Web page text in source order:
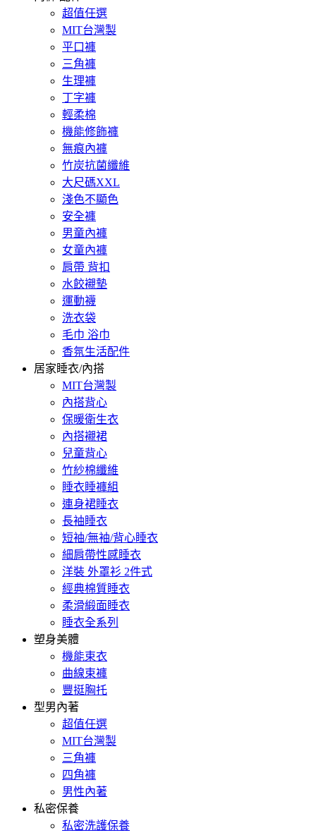
超值任選
MIT台灣製
平口褲
三角褲
生理褲
丁字褲
輕柔棉
機能修飾褲
無痕內褲
竹炭抗菌纖維
大尺碼XXL
淺色不顯色
安全褲
男童內褲
女童內褲
肩帶 背扣
水餃襯墊
運動襪
洗衣袋
毛巾 浴巾
香氛生活配件
居家睡衣/內搭
MIT台灣製
內搭背心
保暖衛生衣
內搭襯裙
兒童背心
竹紗棉纖維
睡衣睡褲組
連身裙睡衣
長袖睡衣
短袖/無袖/背心睡衣
細肩帶性感睡衣
洋裝 外罩衫 2件式
經典棉質睡衣
柔滑緞面睡衣
睡衣全系列
塑身美體
機能束衣
曲線束褲
豐挺胸托
型男內著
超值任選
MIT台灣製
三角褲
四角褲
男性內著
私密保養
私密洗護保養